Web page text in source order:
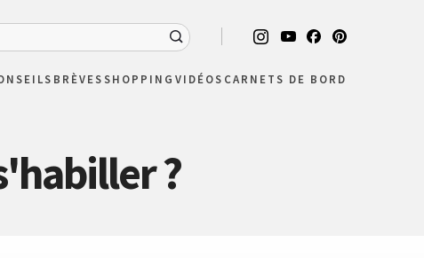
BRÈVESSHOPPING VIDÉOS CARNETS DE BORD
?